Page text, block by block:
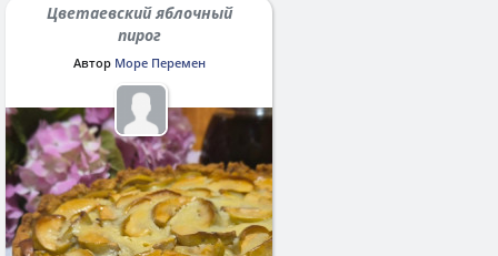
Цветаевский яблочный
пирог
Автор Море Перемен